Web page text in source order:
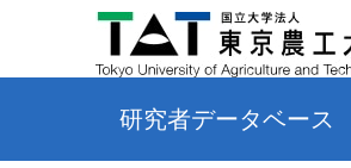
研究者データベース